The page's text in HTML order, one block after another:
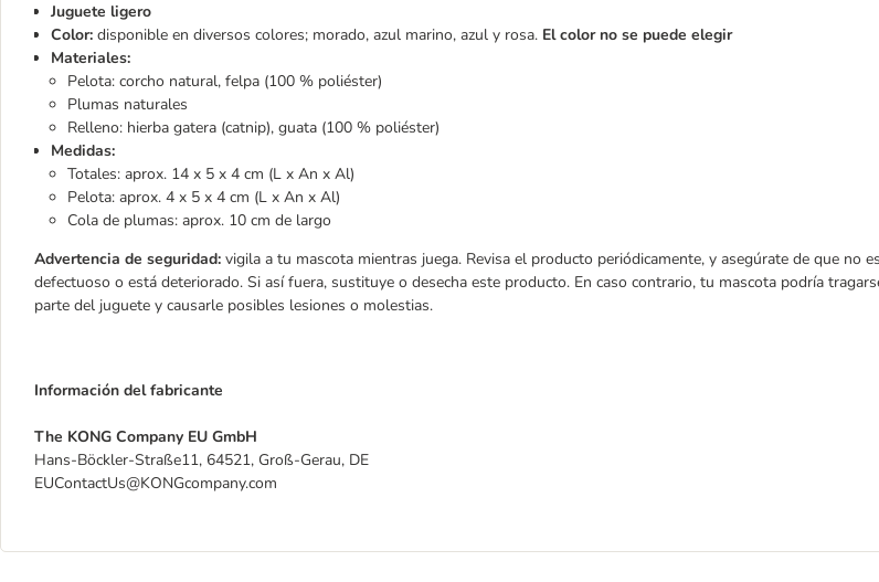
Juguete ligero
Color: disponible en diversos colores; morado, azul marino, azul y rosa. El color no se puede elegir
Materiales:
Pelota: corcho natural, felpa (100 % poliéster)
Plumas naturales
Relleno: hierba gatera (catnip), guata (100 % poliéster)
Medidas:
Totales: aprox. 14 x 5 x 4 cm (L x An x Al)
Pelota: aprox. 4 x 5 x 4 cm (L x An x Al)
Cola de plumas: aprox. 10 cm de largo
Advertencia de seguridad: vigila a tu mascota mientras juega. Revisa el producto periódicamente, y asegúrate de que no es
defectuoso o está deteriorado. Si así fuera, sustituye o desecha este producto. En caso contrario, tu mascota podría
parte del juguete y causarle posibles lesiones o molestias.
Información del fabricante
The KONG Company EU GmbH
Hans-Böckler-Straße11, 64521, Groß-Gerau, DE
EUContactUs@KONGcompany.com